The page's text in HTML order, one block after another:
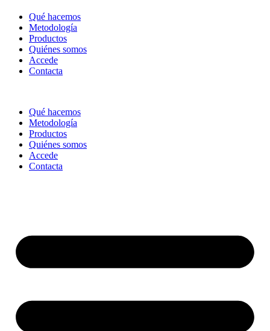
Qué hacemos
Metodología
Productos
Quiénes somos
Accede
Contacta
Qué hacemos
Metodología
Productos
Quiénes somos
Accede
Contacta